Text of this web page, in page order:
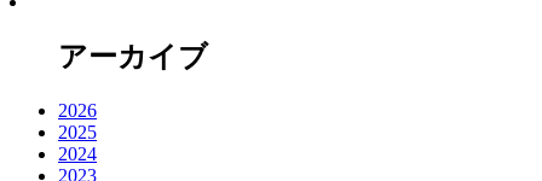
アーカイブ
2026
2025
2024
2023